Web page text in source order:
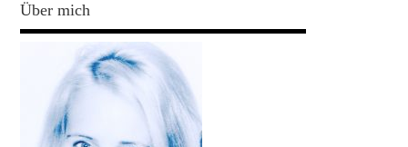
Über mich